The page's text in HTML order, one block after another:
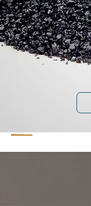
PROJECTS BYRIGHT SOLUTION